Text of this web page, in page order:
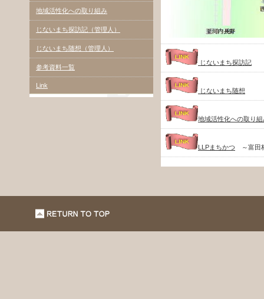
じないまち探訪記
じないまち随想
地域活性化への取り組
LLPまちかつ ～富田
地域活性化への取り組み
じないまち探訪記（管理人）
じないまち随想（管理人）
参考資料一覧
Link